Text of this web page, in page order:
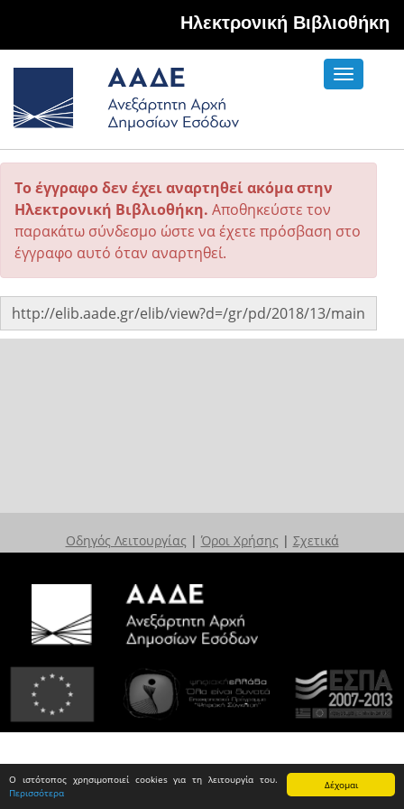
Δέχομαι
Ο ιστότοπος χρησιμοποιεί cookies για τη λειτουργία του.
Περισσότερα
Hλεκτρονική Βιβλιοθήκη
Toggle
Το έγγραφο δεν έχει αναρτηθεί ακόμα στην
Ηλεκτρονική Βιβλιοθήκη. Αποθηκεύστε τον
παρακάτω σύνδεσμο ώστε να έχετε πρόσβαση στο
έγγραφο αυτό όταν αναρτηθεί.
Οδηγός Λειτουργίας | Όροι Χρήσης | Σχετικά